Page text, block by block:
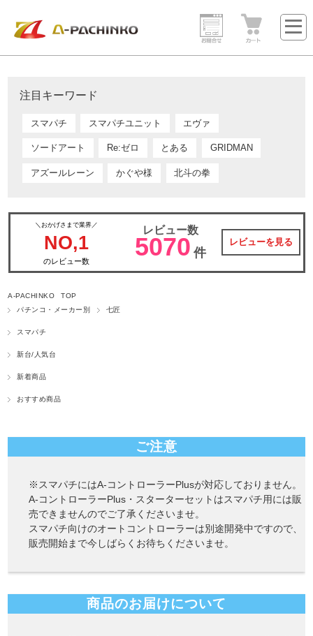
注目キーワード
スマパチ スマパチユニット エヴァ
ソードアート Re:ゼロ とある GRIDMAN
アズールレーン かぐや様 北斗の拳
＼おかげさまで業界／
NO,1
のレビュー数
レビュー数
5070 件
レビューを見る
A-PACHINKO TOP
パチンコ・メーカー別
七匠
スマパチ
新台/人気台
新着商品
おすすめ商品
ご注意
※スマパチにはA-コントローラーPlusが対応しておりません。
A-コントローラーPlus・スターターセットはスマパチ用には販
売できませんのでご了承くださいませ。
スマパチ向けのオートコントローラーは別途開発中ですので、
販売開始まで今しばらくお待ちくださいませ。
商品のお届けについて